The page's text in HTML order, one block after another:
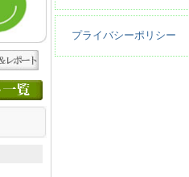
プライバシーポリシー